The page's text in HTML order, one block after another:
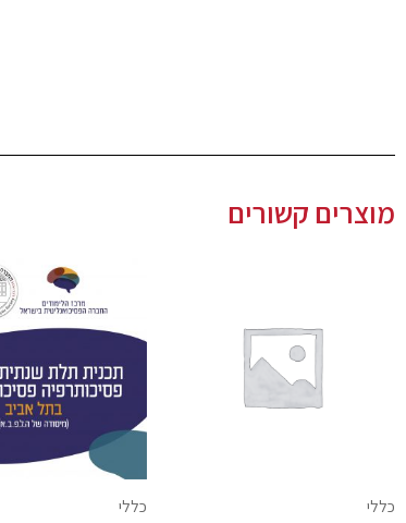
מוצרים קשורים
כללי כללי